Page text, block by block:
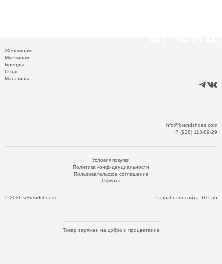
Женщинам
Мужчинам
Бренды
О нас
Магазины
info@brendshoes.com
+7 (928) 113-89-29
© 2026 «Brendshoes»
Условия покупки
Политика конфиденциальности
Пользовательское соглашение
Оферта
Разработка сайта: UTLab
Товар заряжен на добро и процветание